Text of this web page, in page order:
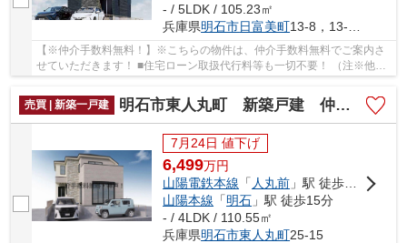
- / 5LDK / 105.23㎡
兵庫県明石市日富美町13-8，13-9，13-32，13-34
【※仲介手数料無料！】※こちらの物件は、仲介手数料無料でご案内さ
せていただきます！ ■住宅ローン取扱代行料等も一切不要！ （注※他社
では事務手数料として5万円～10万円必要な場合が...
売買 | 新築一戸建
明石市東人丸町 新築戸建 仲介手数料無料！
7月24日 値下げ
6,499万円
山陽電鉄本線 「 人丸前 」駅 徒歩5分
山陽本線 「明石 」駅 徒歩15分
- / 4LDK / 110.55㎡
兵庫県明石市東人丸町25-15